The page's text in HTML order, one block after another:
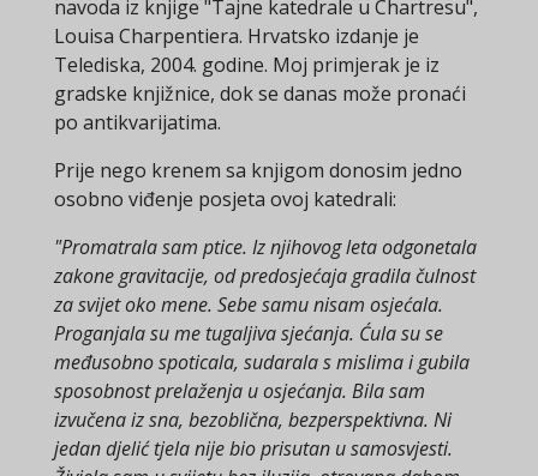
navoda iz knjige "Tajne katedrale u Chartresu",
Louisa Charpentiera. Hrvatsko izdanje je
Telediska, 2004. godine. Moj primjerak je iz
gradske knjižnice, dok se danas može pronaći
po antikvarijatima.
Prije nego krenem sa knjigom donosim jedno
osobno viđenje posjeta ovoj katedrali:
"Promatrala sam ptice. Iz njihovog leta odgonetala
zakone gravitacije, od predosjećaja gradila čulnost
za svijet oko mene. Sebe samu nisam osjećala.
Proganjala su me tugaljiva sjećanja. Ćula su se
međusobno spoticala, sudarala s mislima i gubila
sposobnost prelaženja u osjećanja. Bila sam
izvučena iz sna, bezoblična, bezperspektivna. Ni
jedan djelić tjela nije bio prisutan u samosvjesti.